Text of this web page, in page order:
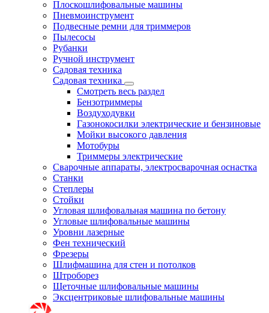
Плоскошлифовальные машины
Пневмоинструмент
Подвесные ремни для триммеров
Пылесосы
Рубанки
Ручной инструмент
Садовая техника
Садовая техника
Смотреть весь раздел
Бензотриммеры
Воздуходувки
Газонокосилки электрические и бензиновые
Мойки высокого давления
Мотобуры
Триммеры электрические
Сварочные аппараты, электросварочная оснастка
Станки
Степлеры
Стойки
Угловая шлифовальная машина по бетону
Угловые шлифовальные машины
Уровни лазерные
Фен технический
Фрезеры
Шлифмашина для стен и потолков
Штроборез
Щеточные шлифовальные машины
Эксцентриковые шлифовальные машины